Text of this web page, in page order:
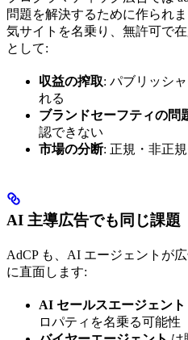
問題を解決するために作られ
気サイトを名乗り、無許可で
として:
収益の搾取: パブリッシ
れる
ブランドセーフティの問
認できない
市場の分断: 正規・非正
AI 主導広告でも同じ課題
AdCP も、AI エージェントが
に直面します:
AI セールスエージェント
ロパティを名乗る可能性